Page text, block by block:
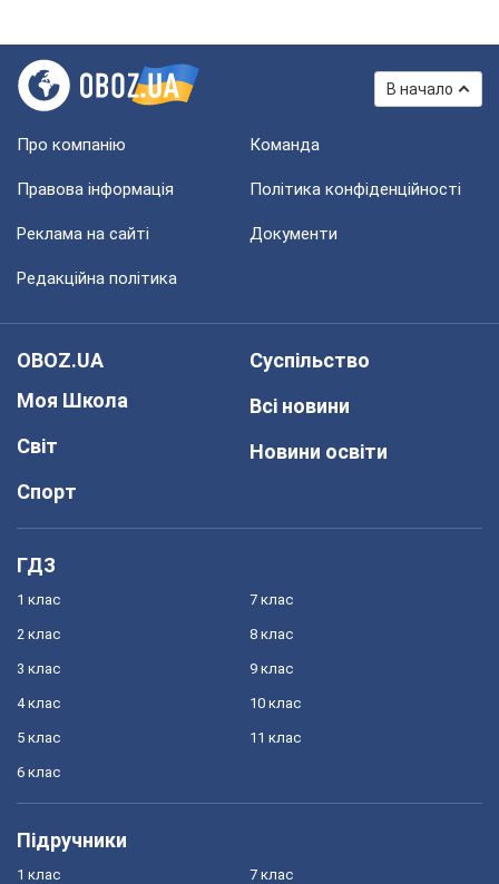
В начало
Про компанію Команда
Правова інформація Політика конфіденційності
Реклама на сайті Документи
Редакційна політика
OBOZ.UA
Моя Школа
Світ
Спорт
Суспільство
Всі новини
Новини освіти
ГДЗ
1 клас
2 клас
3 клас
4 клас
5 клас
6 клас
7 клас
8 клас
9 клас
10 клас
11 клас
Підручники
1 клас 7 клас